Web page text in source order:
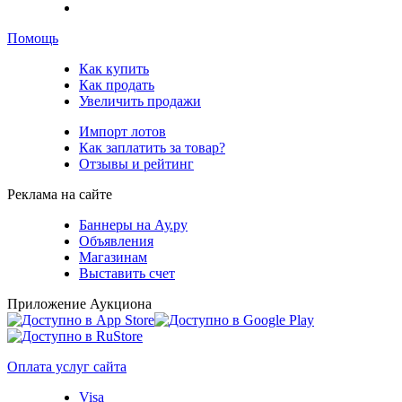
Помощь
Как купить
Как продать
Увеличить продажи
Импорт лотов
Как заплатить за товар?
Отзывы и рейтинг
Реклама на сайте
Баннеры на Ау.ру
Объявления
Магазинам
Выставить счет
Приложение Аукциона
Оплата услуг сайта
Visa